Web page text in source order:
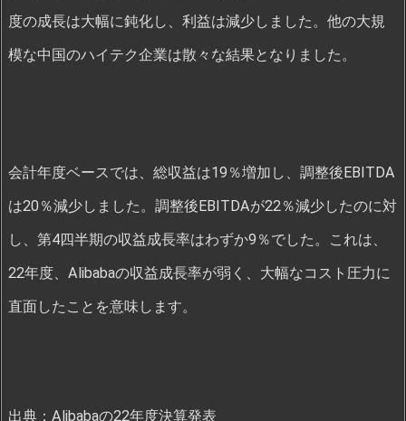
度の成長は大幅に鈍化し、利益は減少しました。他の大規
模な中国のハイテク企業は散々な結果となりました。
会計年度ベースでは、総収益は19％増加し、調整後EBITDA
は20％減少しました。調整後EBITDAが22％減少したのに対
し、第4四半期の収益成長率はわずか9％でした。これは、
22年度、Alibabaの収益成長率が弱く、大幅なコスト圧力に
直面したことを意味します。
出典：Alibabaの22年度決算発表